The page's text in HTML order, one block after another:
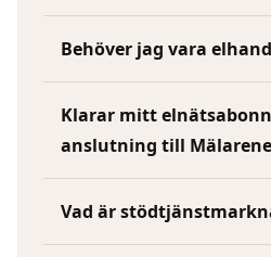
Behöver jag vara
Klarar mitt
anslutning till
Vad är